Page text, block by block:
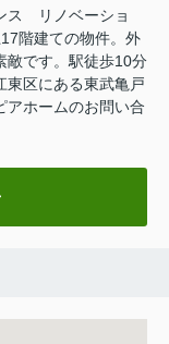
ス リノベーショ
階建ての物件。外
敵です。駅徒歩10分
東区にある東武亀戸
アホームのお問い合